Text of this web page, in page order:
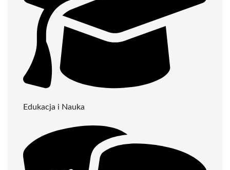
Edukacja i Nauka